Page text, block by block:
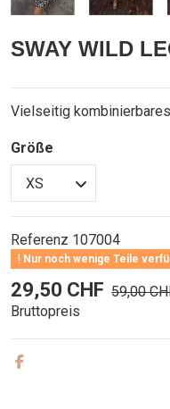
SWAY WILD
Vielseitig
Größe
Referenz 107004
Nur noch wenige Teile
29,50 CHF 59,00
Bruttopreis